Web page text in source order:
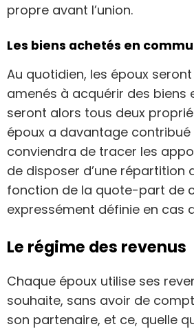
propre avant l’union.
Les biens achetés en
Au quotidien, les époux
amenés à acquérir des biens
seront alors tous deux
époux a davantage contribué
conviendra de tracer les
de disposer d’une répartition
fonction de la quote-part de
expressément définie en cas
Le régime des revenus
Chaque époux utilise ses
souhaite, sans avoir de
son partenaire, et ce, quelle